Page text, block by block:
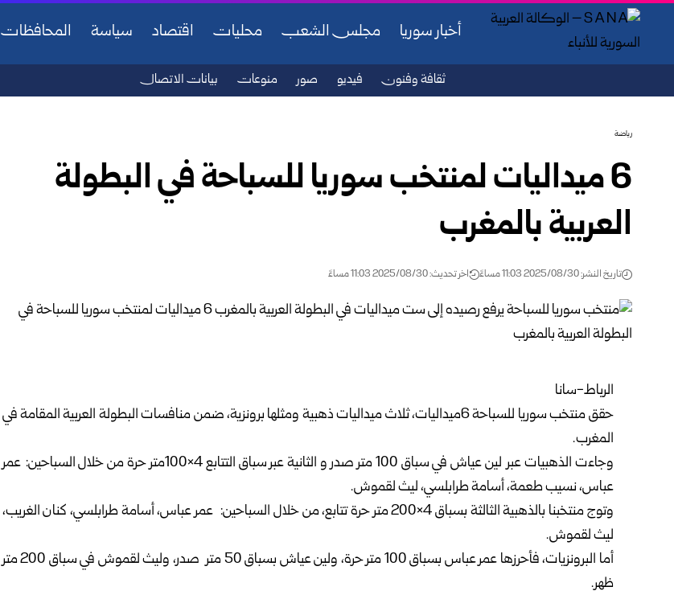
أخبار سوريا مجلس الشعب محليات اقتصاد سياسة المحافظات
ثقافة وفنون فيديو صور منوعات بيانات الاتصال
رياضة
6 ميداليات لمنتخب سوريا للسباحة في البطولة
العربية بالمغرب
تاريخ النشر: 2025/08/30 11:03 مساءً اخر تحديث: 2025/08/30 11:03 مساءً
الرباط-سانا
حقق منتخب سوريا للسباحة 6ميداليات، ثلاث ميداليات ذهبية ومثلها برونزية، ضمن منافسات البطولة العربية المقامة في
المغرب.
وجاءت الذهبيات عبر لين عياش في سباق 100 متر صدر و الثانية عبر سباق التتابع 4×100متر حرة من خلال السباحين: عمر
عباس، نسيب طعمة، أسامة طرابلسي، ليث لقموش.
وتوج منتخبنا بالذهبية الثالثة بسباق 4×200 متر حرة تتابع، من خلال السباحين: عمر عباس، أسامة طرابلسي، كنان الغريب،
ليث لقموش.
أما البرونزيات، فأحرزها عمر عباس بسباق 100 متر حرة، ولين عياش بسباق 50 متر صدر، وليث لقموش في سباق 200 متر
ظهر.